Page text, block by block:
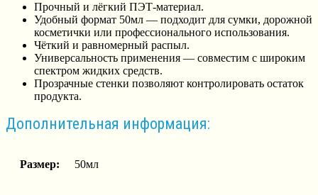
Прочный и лёгкий ПЭТ-материал.
Удобный формат 50мл — подходит для сумки, дорожной
косметички или профессионального использования.
Чёткий и равномерный распыл.
Универсальность применения — совместим с широким
спектром жидких средств.
Прозрачные стенки позволяют контролировать остаток
продукта.
Дополнительная информация:
Размер: 50мл